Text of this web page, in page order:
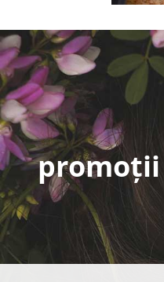
promoții